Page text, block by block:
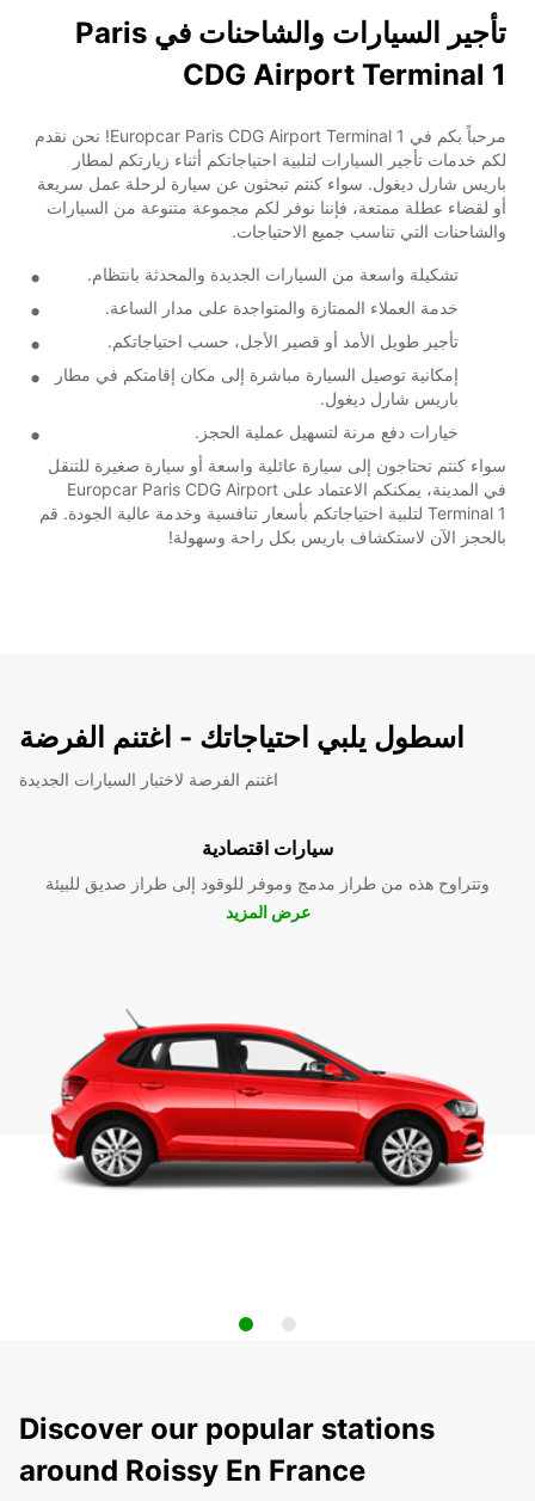
تأجير السيارات والشاحنات في Paris
CDG Airport Terminal 1
مرحباً بكم في Europcar Paris CDG Airport Terminal 1! نحن نقدم
لكم خدمات تأجير السيارات لتلبية احتياجاتكم أثناء زيارتكم لمطار
باريس شارل ديغول. سواء كنتم تبحثون عن سيارة لرحلة عمل سريعة
أو لقضاء عطلة ممتعة، فإننا نوفر لكم مجموعة متنوعة من السيارات
والشاحنات التي تناسب جميع الاحتياجات.
تشكيلة واسعة من السيارات الجديدة والمحدثة بانتظام.
خدمة العملاء الممتازة والمتواجدة على مدار الساعة.
تأجير طويل الأمد أو قصير الأجل، حسب احتياجاتكم.
إمكانية توصيل السيارة مباشرة إلى مكان إقامتكم في مطار
باريس شارل ديغول.
خيارات دفع مرنة لتسهيل عملية الحجز.
سواء كنتم تحتاجون إلى سيارة عائلية واسعة أو سيارة صغيرة للتنقل
في المدينة، يمكنكم الاعتماد على Europcar Paris CDG Airport
Terminal 1 لتلبية احتياجاتكم بأسعار تنافسية وخدمة عالية الجودة. قم
بالحجز الآن لاستكشاف باريس بكل راحة وسهولة!
اسطول يلبي احتياجاتك - اغتنم الفرضة
اغتنم الفرصة لاختبار السيارات الجديدة
سيارات اقتصادية
وتتراوح هذه من طراز مدمج وموفر للوقود إلى طراز صديق للبيئة
عرض المزيد
Discover our popular stations
around Roissy En France